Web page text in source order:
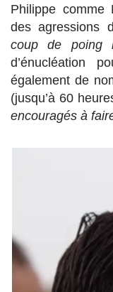
Philippe comme
des agressions
coup de poing
d’énucléation
également de
(jusqu’à 60
encouragés à